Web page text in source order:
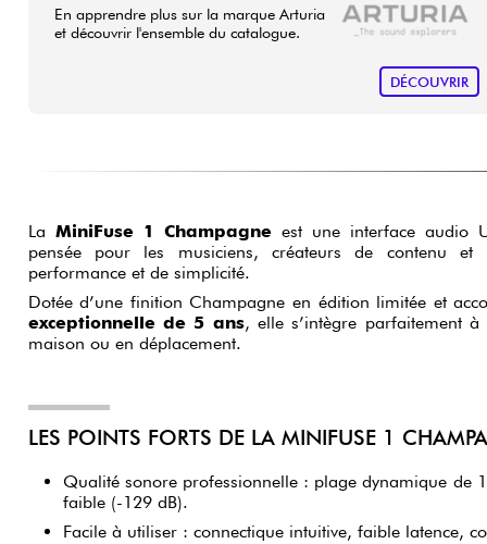
En apprendre plus sur la marque Arturia
et découvrir l'ensemble du catalogue.
DÉCOUVRIR
La MiniFuse 1 Champagneest une interface audio
pensée pour les musiciens, créateurs de contenu et
performance et de simplicité.
Dotée d’une finition Champagne en édition limitée et
exceptionnelle de 5 ans, elle s’intègre parfaitement
maison ou en déplacement.
LES POINTS FORTS DE LA MINIFUSE 1
Qualité sonore professionnelle : plage dynamique de
faible (-129 dB).
Facile à utiliser : connectique intuitive, faible latence,